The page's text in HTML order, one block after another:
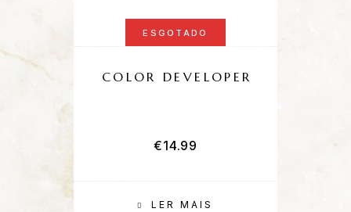
ESGOTADO
LER MAIS
COLOR DEVELOPER
€14.99